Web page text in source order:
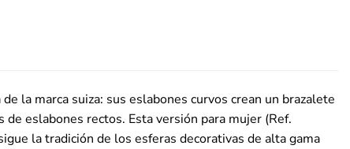
la marca suiza: sus eslabones curvos crean un brazalete
eslabones rectos. Esta versión para mujer (Ref.
la tradición de los esferas decorativas de alta gama